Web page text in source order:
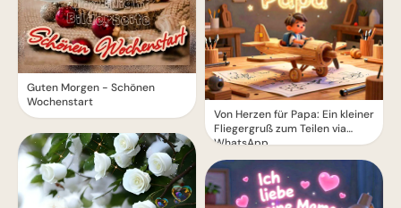
Guten Morgen - Schönen
Wochenstart
Von Herzen für Papa: Ein kleiner
Fliegergruß zum Teilen via
WhatsApp